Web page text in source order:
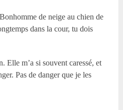
de neige au chien de
dans la cour, tu dois
Elle m’a si souvent caressé, et
Pas de danger que je les